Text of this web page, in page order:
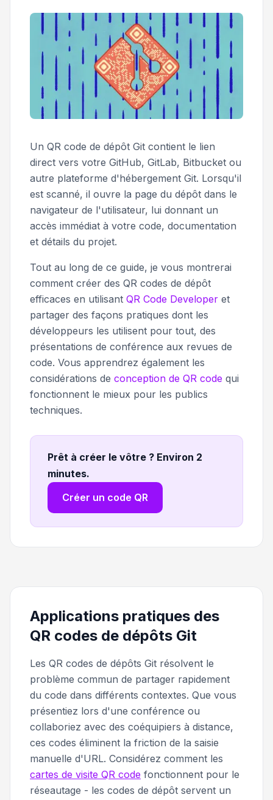
Un QR code de dépôt Git contient le lien
direct vers votre GitHub, GitLab, Bitbucket ou
autre plateforme d'hébergement Git. Lorsqu'il
est scanné, il ouvre la page du dépôt dans le
navigateur de l'utilisateur, lui donnant un
accès immédiat à votre code, documentation
et détails du projet.
Tout au long de ce guide, je vous montrerai
comment créer des QR codes de dépôt
efficaces en utilisant QR Code Developer et
partager des façons pratiques dont les
développeurs les utilisent pour tout, des
présentations de conférence aux revues de
code. Vous apprendrez également les
considérations de conception de QR code qui
fonctionnent le mieux pour les publics
techniques.
Prêt à créer le vôtre ? Environ 2
minutes.
Créer un code QR
Applications pratiques des
QR codes de dépôts Git
Les QR codes de dépôts Git résolvent le
problème commun de partager rapidement
du code dans différents contextes. Que vous
présentiez lors d'une conférence ou
collaboriez avec des coéquipiers à distance,
ces codes éliminent la friction de la saisie
manuelle d'URL. Considérez comment les
cartes de visite QR code fonctionnent pour le
réseautage - les codes de dépôt servent un